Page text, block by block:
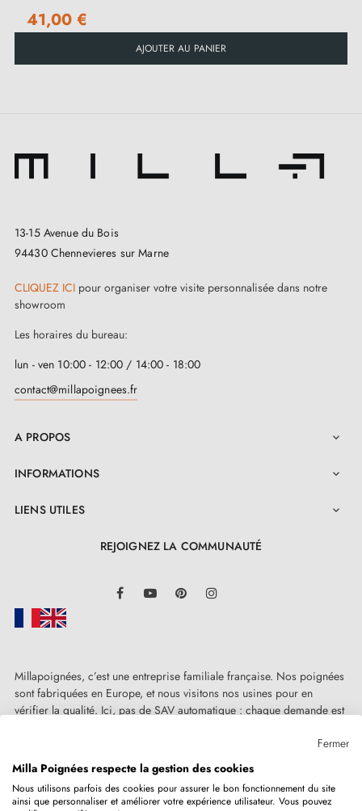
41,00 €
AJOUTER AU PANIER
13-15 Avenue du Bois
94430 Chennevieres sur Marne
CLIQUEZ ICI pour organiser votre visite personnalisée dans notre
showroom
Les horaires du bureau:
lun - ven 10:00 - 12:00 / 14:00 - 18:00
contact@millapoignees.fr
A PROPOS 
INFORMATIONS 
LIENS UTILES 
REJOIGNEZ LA COMMUNAUTÉ
FacebookYouTube Pinterest
Millapoignées, c’est une entreprise familiale française. Nos poignées
sont fabriquées en Europe, et nous visitons nos usines pour en
vérifier la qualité. Ici, pas de SAV automatique : chaque demande est
Copyright © 2026MILLA POIGNEESTous droits réservés.
Fermer
Milla Poignées respecte la gestion des cookies
Nous utilisons parfois des cookies pour assurer le bon fonctionnement du site
ainsi que personnaliser et améliorer votre expérience utilisateur. Vous pouvez